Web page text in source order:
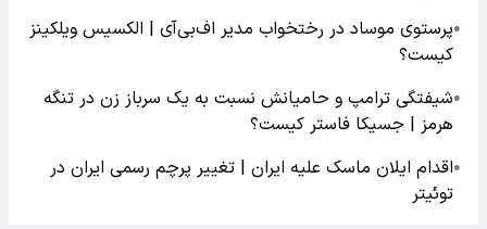
●پرستوی موساد در رختخواب مدیر اف‌بی‌آی | الکسیس ویلکینز
کیست؟
●شیفتگی ترامپ و حامیانش نسبت به یک سرباز زن در تنگه
هرمز | جسیکا فاستر کیست؟
●اقدام ایلان ماسک علیه ایران | تغییر پرچم رسمی ایران در
توئیتر